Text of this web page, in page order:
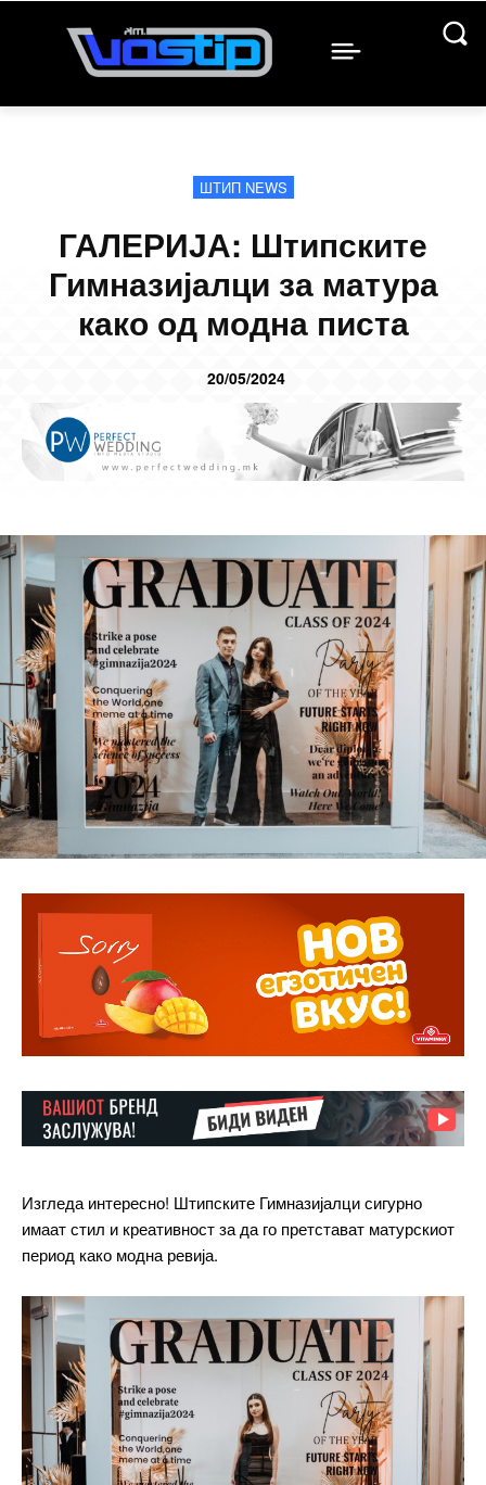
ШТИП NEWS
ГАЛЕРИЈА: Штипските
Гимназијалци за матура
како од модна писта
20/05/2024
Изгледа интересно! Штипските Гимназијалци сигурно
имаат стил и креативност за да го претстават матурскиот
период како модна ревија.